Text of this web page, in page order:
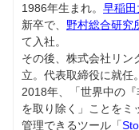
1986年生まれ。 早稲
新卒で、 野村総合研究
て入社。
その後、株式会社リン
立。代表取締役に就任。
2018年、「世界中の
を取り除く」ことをミ
管理できるツール「